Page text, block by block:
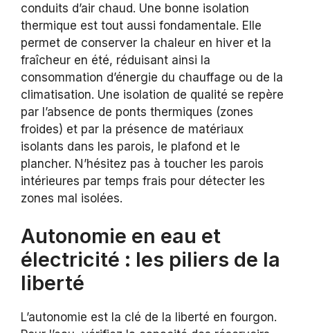
conduits d’air chaud. Une bonne isolation
thermique est tout aussi fondamentale. Elle
permet de conserver la chaleur en hiver et la
fraîcheur en été, réduisant ainsi la
consommation d’énergie du chauffage ou de la
climatisation. Une isolation de qualité se repère
par l’absence de ponts thermiques (zones
froides) et par la présence de matériaux
isolants dans les parois, le plafond et le
plancher. N’hésitez pas à toucher les parois
intérieures par temps frais pour détecter les
zones mal isolées.
Autonomie en eau et
électricité : les piliers de la
liberté
L’autonomie est la clé de la liberté en fourgon.